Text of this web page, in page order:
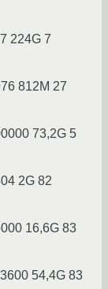
224G 7
812M 27
73,2G 5
2G 82
16,6G 83
54,4G 83